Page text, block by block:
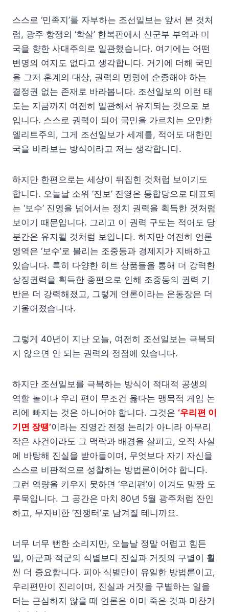
스스로 ‘민족지’를 자부하는 조선일보는 앞서 본 것처
럼, 광주 항쟁의 ‘학살’ 한복판에서 신군부 부역과 미
국을 향한 사대주의로 일관했습니다. 여기에는 어떤
변명의 여지도 없다고 생각합니다. 거기에 더해 국민
을 그저 훈계의 대상, 권력의 명령에 순종해야 하는
결정권 없는 존재로 바라봅니다. 조선일보의 이런 태
도는 지금까지 여전히 일관해서 유지되는 것으로 보
입니다. 스스로 권력이 되어 국민을 가르치는 오만한
엘리트주의, 그게 조선일보가 세계를, 적어도 대한민
국을 바라보는 방식이라고 저는 생각합니다.
하지만 한편으로는 세상이 뒤집힌 것처럽 보이기도
합니다. 오늘날 소위 ‘진보’ 진영은 통합당으로 대표되
는 ‘보수’ 진영을 넘어서는 정치 권력을 획득한 것처럼
보이기 때문입니다. 그리고 이 권력 구도는 적어도 당
분간은 유지될 것처럼 보입니다. 하지만 여전히 언론
영역은 ‘보수’로 불리는 조중동과 경제지가 지배하고
있습니다. 특히 다양한 히트 상품들을 통해 더 강력한
상징권력을 획득한 종편으로 인해 조중동의 권력 기
반은 더 강력해졌고, 그렇게 언론이라는 운동장은 더
기울어졌습니다.
그렇게 40년이 지난 오늘, 여전히 조선일보는 극복되
지 않으면 안 되는 권력의 정점에 있습니다.
하지만 조선일보를 극복하는 방식이 적대적 공생의
역할 놀이나 우리 편이 무조건 옳다는 맹목적 게임 논
리에 빠지는 것은 아니어야 합니다. 그것은 ‘우리편 이
기면 장땡’이라는 진영간 전쟁 논리가 아니라 아무리
작은 사건이라도 그 맥락과 배경을 살피고, 오직 사실
에 바탕해 진실을 받아들이며, 무엇보다 자기 자신을
스스로 비판적으로 성찰하는 방법론이어야 합니다.
그런 역량을 키우지 못하면 ‘우리편’이 이겨도 말짱 도
루묵입니다. 그 공간은 마치 80년 5월 광주처럼 잔인
하고, 무자비한 ‘전쟁터’로 남겨질 테니까요.
너무 너무 뻔한 소리지만, 오늘날 정말 어렵고 힘든
일, 아군과 적군의 식별보다 진실과 거짓의 구별이 훨
씬 더 중요합니다. 피아 식별만이 유일한 방법론이고,
우리편만이 진리이며, 진실과 거짓을 구별하는 일을
더는 근심하지 않을 때 언론은 이미 죽은 것과 마찬가